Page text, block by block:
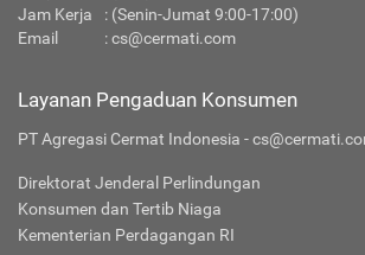
Jam Kerja
: (Senin-Jumat 9:00-17:00)
Email
:cs@cermati.com
Layanan Pengaduan Konsumen
PT Agregasi Cermat Indonesia -
Direktorat Jenderal Perlindungan
Konsumen dan Tertib Niaga
Kementerian Perdagangan RI